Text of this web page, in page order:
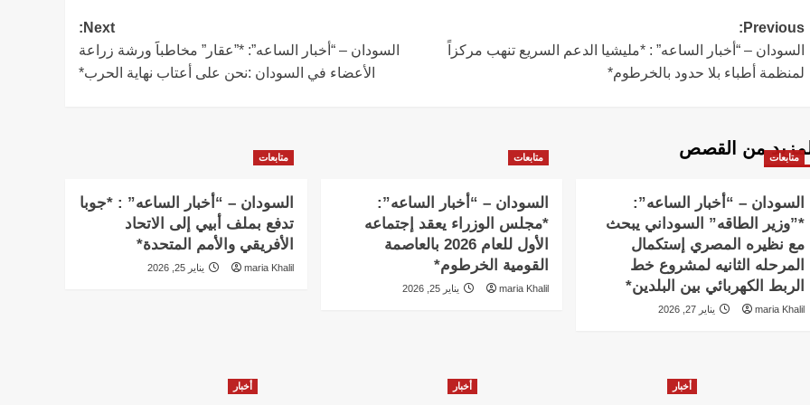
Post
navigation
Previous:
السودان – “أخبار الساعه” : *مليشيا الدعم السريع تنهب مركزاً
لمنظمة أطباء بلا حدود بالخرطوم*
Next:
السودان – “أخبار الساعه”: *”عقار” مخاطباََ ورشة زراعة
الأعضاء في السودان :نحن على أعتاب نهاية الحرب*
من القصص متابعات
السودان – “أخبار الساعه”:
*”وزير الطاقه” السوداني يبحث
مع نظيره المصري إستكمال
المرحله الثانيه لمشروع خط
الربط الكهربائي بين البلدين*
maria Khalil يناير 27, 2026
متابعات
السودان – “أخبار الساعه”:
*مجلس الوزراء يعقد إجتماعه
الأول للعام 2026 بالعاصمة
القومية الخرطوم*
maria Khalil يناير 25, 2026
متابعات
السودان – “أخبار الساعه” : *جوبا
تدفع بملف أبيي إلى الاتحاد
الأفريقي والأمم المتحدة*
maria Khalil يناير 25, 2026
أخبار أخبار أخبار